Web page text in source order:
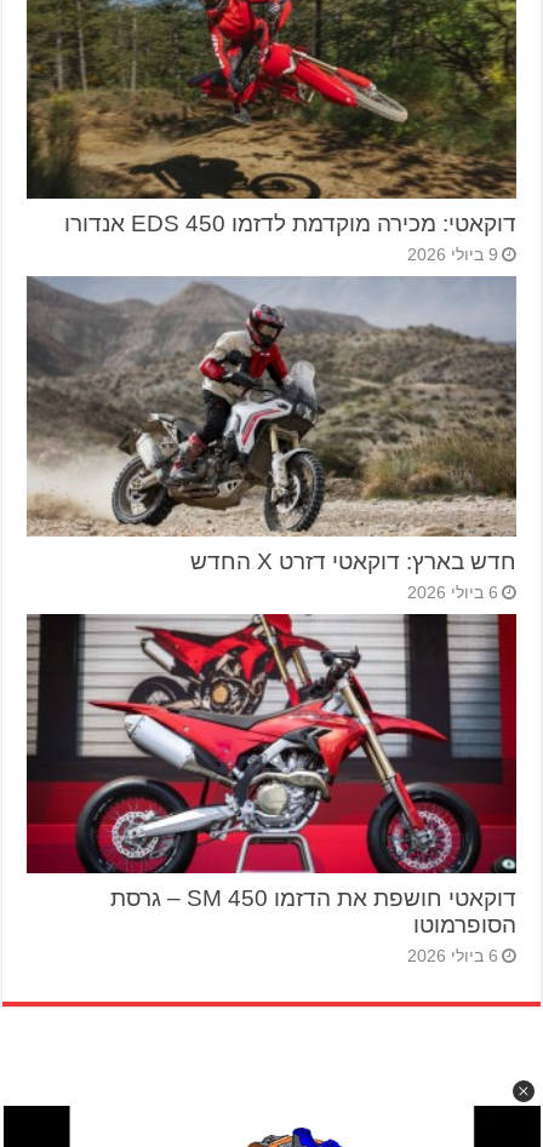
דוקאטי: מכירה מוקדמת לדזמו 450 EDS אנדורו
9 ביולי 2026
חדש בארץ: דוקאטי דזרט X החדש
6 ביולי 2026
דוקאטי חושפת את הדזמו 450 SM – גרסת
הסופרמוטו
6 ביולי 2026